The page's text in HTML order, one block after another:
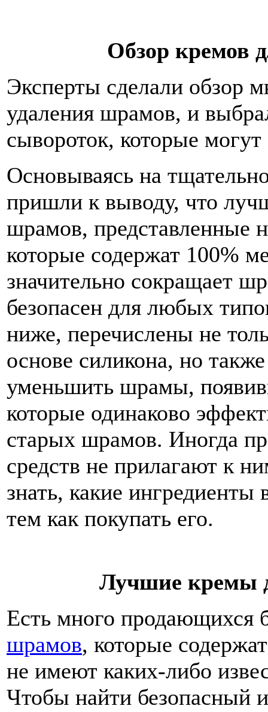
Обзор кремов
Эксперты сделали обзор
удаления шрамов, и
сывороток, которые
Основываясь на
пришли к выводу, что
шрамов, представленные
которые содержат 100%
значительно сокращает
безопасен для любых
ниже, перечислены не
основе силикона, но
уменьшить шрамы,
которые одинаково
старых шрамов. Иногда
средств не прилагают к
знать, какие ингредиенты
тем как покупать его.
Лучшие кремы
Есть много продающихся
шрамов, которые
не имеют каких-либо
Чтобы найти безопасный